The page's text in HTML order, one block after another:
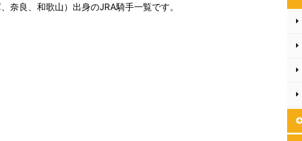
奈良、和歌山）出身のJRA騎手一覧です。